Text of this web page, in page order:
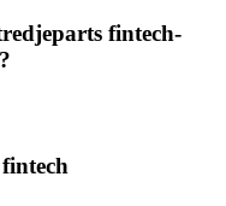
fintech-